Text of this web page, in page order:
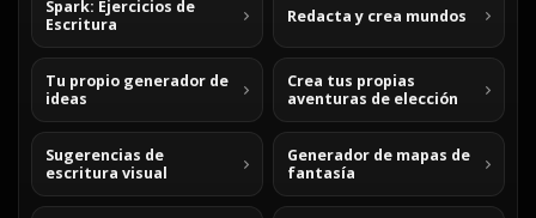
Spark: Ejercicios de
Escritura
Redacta y crea mundos
Tu propio generador de
ideas
Crea tus propias
aventuras de elección
Sugerencias de
escritura visual
Generador de mapas de
fantasía